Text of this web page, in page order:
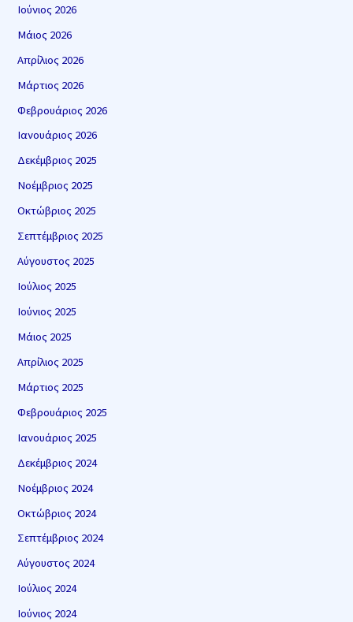
Ιούνιος 2026
Μάιος 2026
Απρίλιος 2026
Μάρτιος 2026
Φεβρουάριος 2026
Ιανουάριος 2026
Δεκέμβριος 2025
Νοέμβριος 2025
Οκτώβριος 2025
Σεπτέμβριος 2025
Αύγουστος 2025
Ιούλιος 2025
Ιούνιος 2025
Μάιος 2025
Απρίλιος 2025
Μάρτιος 2025
Φεβρουάριος 2025
Ιανουάριος 2025
Δεκέμβριος 2024
Νοέμβριος 2024
Οκτώβριος 2024
Σεπτέμβριος 2024
Αύγουστος 2024
Ιούλιος 2024
Ιούνιος 2024